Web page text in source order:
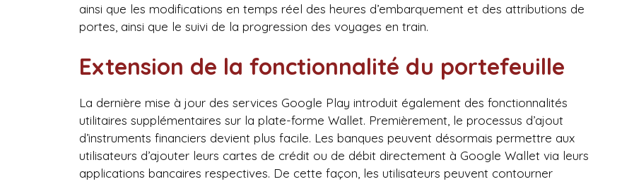
ainsi que les modifications en temps réel des heures d’embarquement et des attributions de
portes, ainsi que le suivi de la progression des voyages en train.
Extension de la fonctionnalité du portefeuille
La dernière mise à jour des services Google Play introduit également des fonctionnalités
utilitaires supplémentaires sur la plate-forme Wallet. Premièrement, le processus d’ajout
d’instruments financiers devient plus facile. Les banques peuvent désormais permettre aux
utilisateurs d’ajouter leurs cartes de crédit ou de débit directement à Google Wallet via leurs
applications bancaires respectives. De cette façon, les utilisateurs peuvent contourner